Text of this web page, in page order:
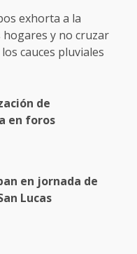
exhorta a la
hogares y no cruzar
cauces pluviales
de
en foros
en jornada de
Lucas